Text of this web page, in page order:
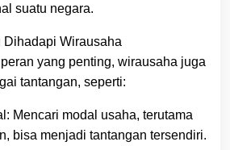
suatu negara.
Dihadapi Wirausaha
yang penting, wirausaha juga
tantangan, seperti:
Mencari modal usaha, terutama
bisa menjadi tantangan tersendiri.